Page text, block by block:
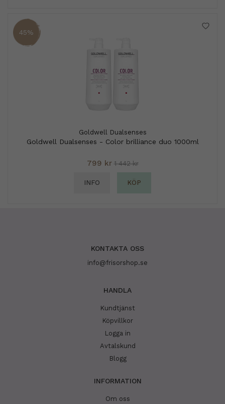
45%
Goldwell Dualsenses
Goldwell Dualsenses - Color brilliance duo 1000ml
799 kr 1 442 kr
INFO KÖP
KONTAKTA OSS
info@frisorshop.se
HANDLA
Kundtjänst
Köpvillkor
Logga in
Avtalskund
Blogg
INFORMATION
Om oss